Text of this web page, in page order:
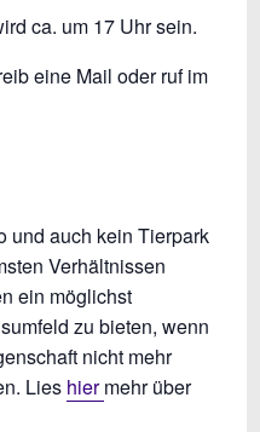
ca. um 17 Uhr sein.
eine Mail oder ruf im
und auch kein Tierpark
Verhältnissen
ein möglichst
zu bieten, wenn
nicht mehr
Lies hiermehr über